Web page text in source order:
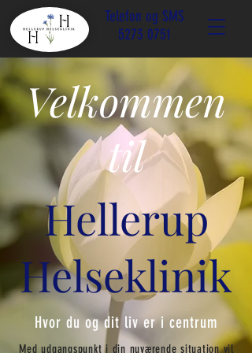
Telefon og SMS
5273 0751
Velkommen
til
Hellerup
Helseklinik
Hvor du og dit liv er i centrum
Med udgangspunkt i din nuværende situation vil